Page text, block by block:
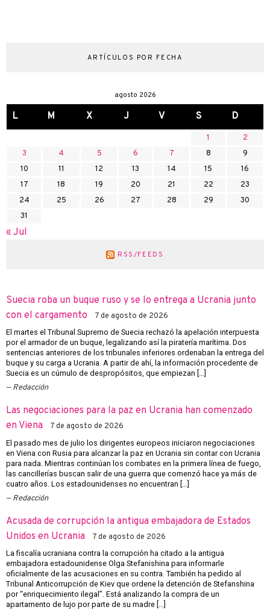
ARTÍCULOS POR FECHA
agosto 2026
L M X J V S D
1
2
3
4 5 6 7 8
9
10
11 12 13 14 15
16
17
18 19 20 21 22
23
24
25 26 27 28 29
30
31
« Jul
RSS/FEEDS
Suecia roba un buque ruso y se lo entrega a Ucrania junto
con el cargamento
7 de agosto de 2026
El martes el Tribunal Supremo de Suecia rechazó la apelación interpuesta
por el armador de un buque, legalizando así la piratería marítima. Dos
sentencias anteriores de los tribunales inferiores ordenaban la entrega del
buque y su carga a Ucrania. A partir de ahí, la información procedente de
Suecia es un cúmulo de despropósitos, que empiezan […]
Redacción
Las negociaciones para la paz en Ucrania han comenzado
en Viena
7 de agosto de 2026
El pasado mes de julio los dirigentes europeos iniciaron negociaciones
en Viena con Rusia para alcanzar la paz en Ucrania sin contar con Ucrania
para nada. Mientras continúan los combates en la primera línea de fuego,
las cancillerías buscan salir de una guerra que comenzó hace ya más de
cuatro años. Los estadounidenses no encuentran […]
Redacción
Acusada de corrupción la antigua embajadora de Estados
Unidos en Ucrania
7 de agosto de 2026
La fiscalía ucraniana contra la corrupción ha citado a la antigua
embajadora estadounidense Olga Stefanishina para informarle
oficialmente de las acusaciones en su contra. También ha pedido al
Tribunal Anticorrupción de Kiev que ordene la detención de Stefanshina
por “enriquecimiento ilegal”. Está analizando la compra de un
apartamento de lujo por parte de su madre […]